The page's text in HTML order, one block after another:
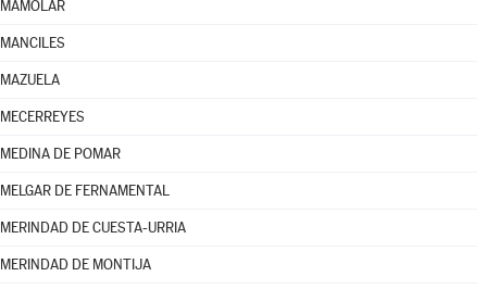
MAMOLAR
MANCILES
MAZUELA
MECERREYES
MEDINA DE POMAR
MELGAR DE FERNAMENTAL
MERINDAD DE CUESTA-URRIA
MERINDAD DE MONTIJA